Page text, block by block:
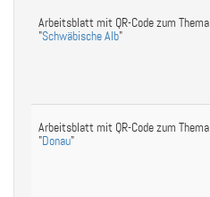
Arbeitsblatt mit QR-Code zum Thema
"Schwäbische Alb"
Arbeitsblatt mit QR-Code zum Thema
"Donau"